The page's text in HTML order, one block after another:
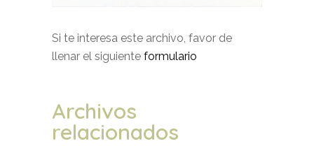
Si te interesa este archivo, favor de
llenar el siguiente formulario
Archivos
relacionados